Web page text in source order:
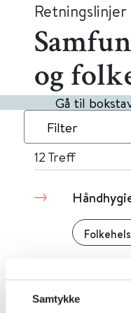
Samtykke
og
Gå til
Filter
12 Treff